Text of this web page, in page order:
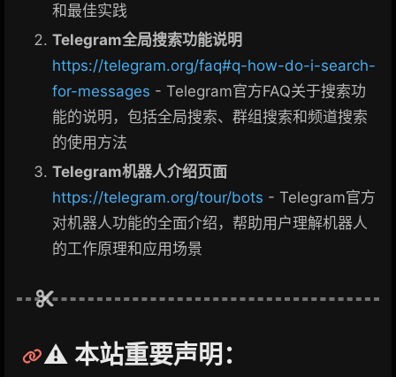
和最佳实践
Telegram全局搜索功能说明
https://telegram.org/faq#q-how-do-i-search-
for-messages - Telegram官方FAQ关于搜索功
能的说明，包括全局搜索、群组搜索和频道搜索
的使用方法
Telegram机器人介绍页面
https://telegram.org/tour/bots - Telegram官方
对机器人功能的全面介绍，帮助用户理解机器人
的工作原理和应用场景
⚠️ 本站重要声明：